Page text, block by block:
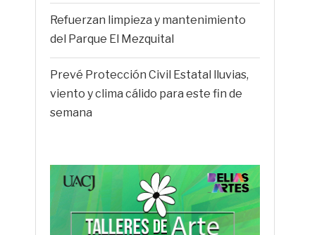
Refuerzan limpieza y mantenimiento
del Parque El Mezquital
Prevé Protección Civil Estatal lluvias,
viento y clima cálido para este fin de
semana